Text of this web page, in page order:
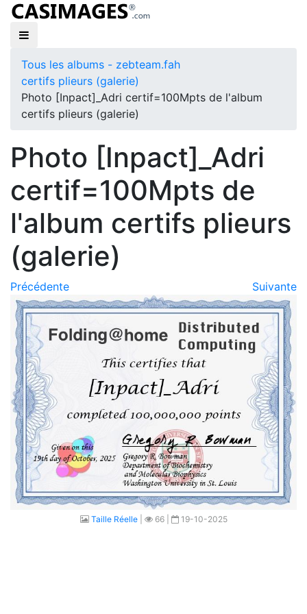
Tous les albums - zebteam.fah
certifs plieurs (galerie)
Photo [Inpact]_Adri certif=100Mpts de l'album
certifs plieurs (galerie)
Photo [Inpact]_Adri
certif=100Mpts de
l'album certifs plieurs
(galerie)
Précédente Suivante
Taille Réelle| 66 | 19-10-2025